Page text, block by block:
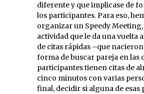
diferente y que implicase de
los participantes. Para eso,
organizar un Speedy
actividad que le da una vuelta
de citas rápidas –que
forma de buscar pareja en las
participantes tienen citas de
cinco minutos con varias
final, decidir si alguna de esas